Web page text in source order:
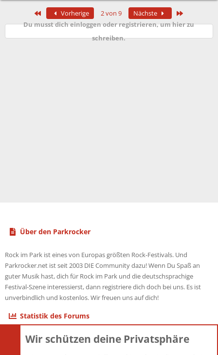
Erste Vorherige 2 von 9 Nächste
Du musst dich einloggen oder registrieren, um hier zu
schreiben.
Über den Parkrocker
Rock im Park ist eines von Europas größten Rock-Festivals. Und
Parkrocker.net ist seit 2003 DIE Community dazu! Wenn Du Spaß an
guter Musik hast, dich für Rock im Park und die deutschsprachige
Festival-Szene interessierst, dann registriere dich doch bei uns. Es ist
unverbindlich und kostenlos. Wir freuen uns auf dich!
Statistik des Forums
ThemenWir schützen deine Privatsphäre